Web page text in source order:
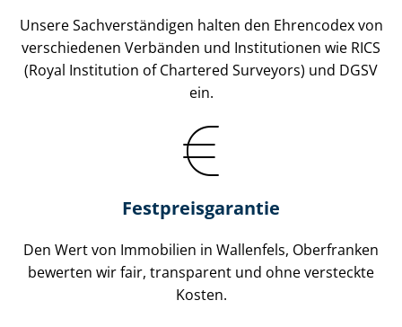
Unsere Sach­ver­stän­di­gen halten den Ehrencodex von
verschiedenen Verbänden und Institutionen wie RICS
(Royal Institution of Chartered Surveyors) und DGSV
ein.
Festpreis​garantie
Den Wert von Immobilien in Wallenfels, Oberfranken
bewerten wir fair, transparent und ohne versteckte
Kosten.